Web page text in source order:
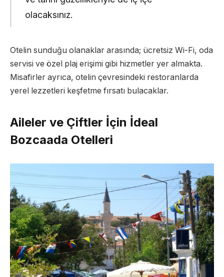
olacaksınız.
Otelin sunduğu olanaklar arasında; ücretsiz Wi-Fi, oda
servisi ve özel plaj erişimi gibi hizmetler yer almakta.
Misafirler ayrıca, otelin çevresindeki restoranlarda
yerel lezzetleri keşfetme fırsatı bulacaklar.
Aileler ve Çiftler İçin İdeal
Bozcaada Otelleri